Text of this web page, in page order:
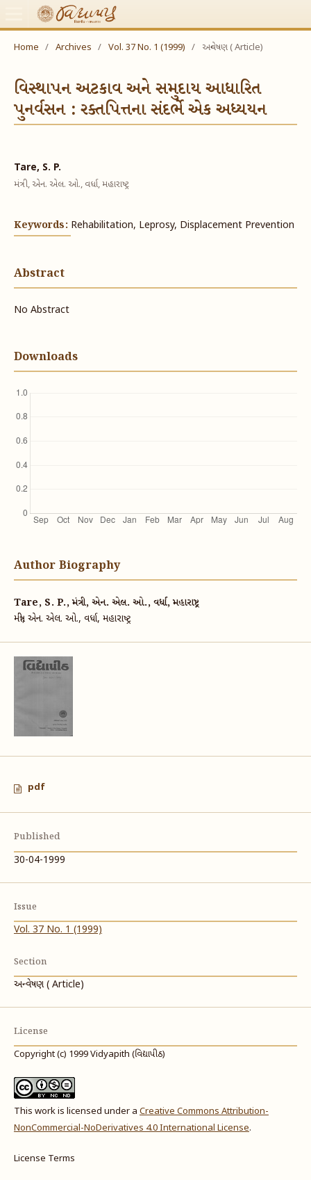
Home / Archives / Vol. 37 No. 1 (1999) / અન્વેષણ ( Article)
વિસ્થાપન અટકાવ અને સમુદાય આધારિત
પુનર્વસન : રક્તપિત્તના સંદર્ભે એક અધ્યયન
Tare, S. P.
મંત્રી, એન. એલ. ઓ., વર્ધા, મહારાષ્ટ્ર
Keywords: Rehabilitation, Leprosy, Displacement Prevention
Abstract
No Abstract
Downloads
Author Biography
Tare, S. P., મંત્રી, એન. એલ. ઓ., વર્ધા, મહારાષ્ટ્ર
મંત્રી, એન. એલ. ઓ., વર્ધા, મહારાષ્ટ્ર
pdf
Published
30-04-1999
Issue
Vol. 37 No. 1 (1999)
Section
અન્વેષણ ( Article)
License
Copyright (c) 1999 Vidyapith (વિદ્યાપીઠ)
This work is licensed under a Creative Commons Attribution-
NonCommercial-NoDerivatives 4.0 International License.
License Terms